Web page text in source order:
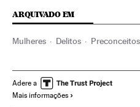
ARQUIVADO EM
Mulheres Delitos Preconceitos
Gâmbia Integridade pessoal
África Ocidental
Adere a
Mais informações